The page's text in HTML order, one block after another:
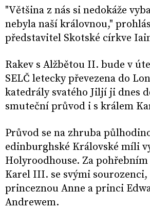
"Většina z nás si nedokáže
nebyla naší královnou,"
představitel Skotské církve
Rakev s Alžbětou II. bude v
SELČ letecky převezena do
katedrály svatého Jiljí ji dnes
smuteční průvod i s králem
Průvod se na zhruba
edinburghské Královské míli
Holyroodhouse. Za
Karel III. se svými
princeznou Anne a princi
Andrewem.